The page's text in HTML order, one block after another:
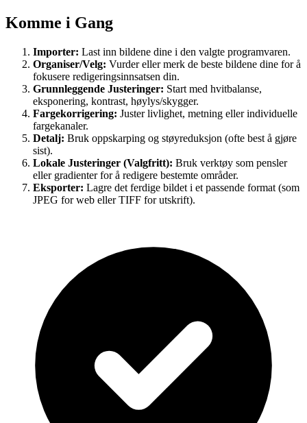
Komme i Gang
Importer: Last inn bildene dine i den valgte programvaren.
Organiser/Velg: Vurder eller merk de beste bildene dine for å
fokusere redigeringsinnsatsen din.
Grunnleggende Justeringer: Start med hvitbalanse,
eksponering, kontrast, høylys/skygger.
Fargekorrigering: Juster livlighet, metning eller individuelle
fargekanaler.
Detalj: Bruk oppskarping og støyreduksjon (ofte best å gjøre
sist).
Lokale Justeringer (Valgfritt): Bruk verktøy som pensler
eller gradienter for å redigere bestemte områder.
Eksporter: Lagre det ferdige bildet i et passende format (som
JPEG for web eller TIFF for utskrift).